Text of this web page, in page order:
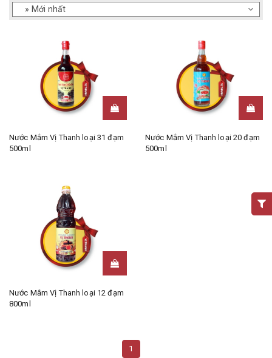
Nước Mắm Vị Thanh loại 31 đạm
500ml
Nước Mắm Vị Thanh loại 20 đạm
500ml
Nước Mắm Vị Thanh loại 12 đạm
800ml
1